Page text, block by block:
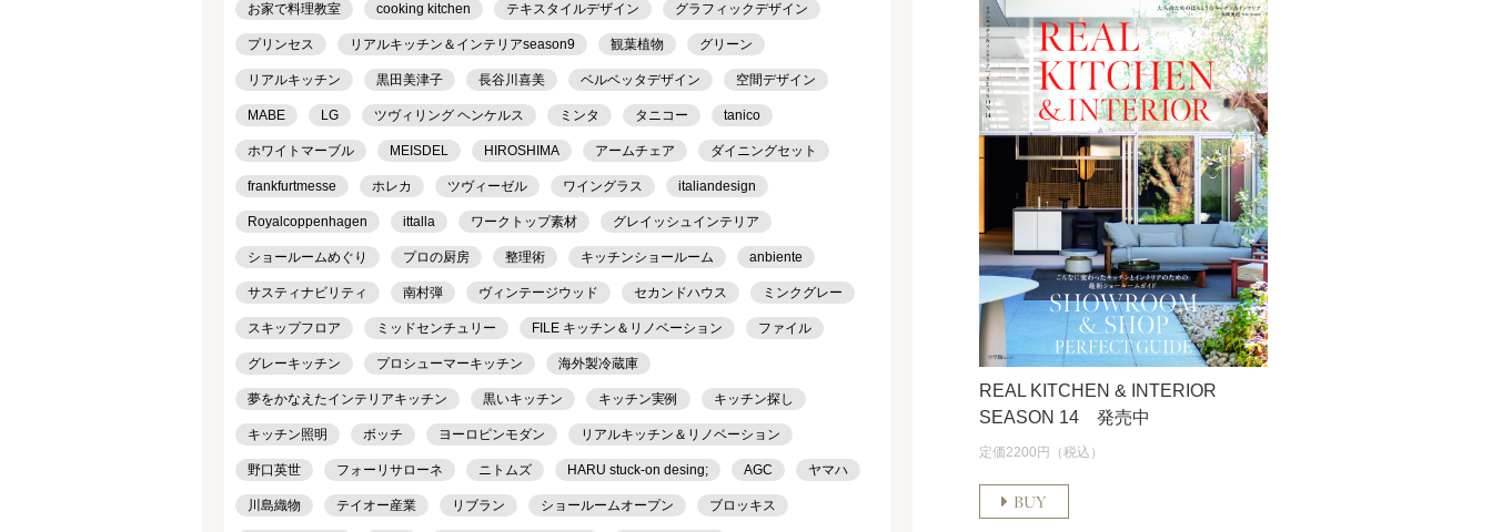
お家で料理教室 cooking kitchen テキスタイルデザイン グラフィックデザイン
プリンセス リアルキッチン＆インテリアseason9 観葉植物 グリーン
リアルキッチン 黒田美津子 長谷川喜美 ベルベッタデザイン 空間デザイン
MABE LG ツヴィリング ヘンケルス ミンタ タニコー tanico
ホワイトマーブル MEISDEL HIROSHIMA アームチェア ダイニングセット
frankfurtmesse ホレカ ツヴィーゼル ワイングラス italiandesign
Royalcoppenhagen ittalla ワークトップ素材 グレイッシュインテリア
ショールームめぐり プロの厨房 整理術 キッチンショールーム anbiente
サスティナビリティ 南村弾 ヴィンテージウッド セカンドハウス ミンクグレー
スキップフロア ミッドセンチュリー FILE キッチン＆リノベーション ファイル
グレーキッチン プロシューマーキッチン 海外製冷蔵庫
夢をかなえたインテリアキッチン 黒いキッチン キッチン実例 キッチン探し
キッチン照明 ボッチ ヨーロピンモダン リアルキッチン＆リノベーション
野口英世 フォーリサローネ ニトムズ HARU stuck-on desing; AGC ヤマハ
川島織物 テイオー産業 リブラン ショールームオープン ブロッキス
REAL KITCHEN & INTERIOR
SEASON 14 発売中
定価2200円（税込）
BUY